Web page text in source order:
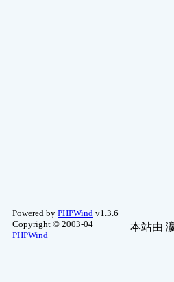
Powered by PHPWind v1.3.6
Copyright © 2003-04
PHPWind
本站由